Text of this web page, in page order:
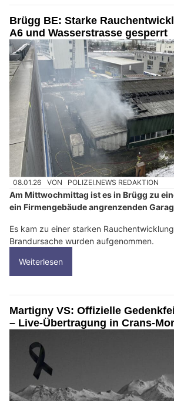
Brügg BE: Starke
A6 und Wasserstrasse gesperrt
08.01.26 VON POLIZEI.NEWS REDAKTION
Am Mittwochmittag ist es in Brügg zu
ein Firmengebäude angrenzenden
Es kam zu einer starken
Brandursache wurden aufgenommen.
Weiterlesen
Martigny VS: Offizielle
– Live-Übertragung in Crans-